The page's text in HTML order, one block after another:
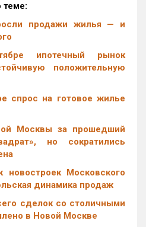
теме:
продажи жилья — и
ипотечный рынок
положительную
спрос на готовое жилье
Москвы за прошедший
но сократились
Московского
динамика продаж
сделок со столичными
в Новой Москве